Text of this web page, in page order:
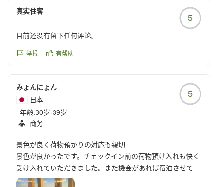
真实住客
5
目前还没有留下任何评论。
举报 有帮助
みょんにょん
日本
年龄:30岁-39岁
商务
5
景色が良く荷物預かりの対応も親切
景色が良かったです。チェックイン前の荷物預け入れも快く
受け入れていただきました。また機会があれば宿泊させてい
ただきます。